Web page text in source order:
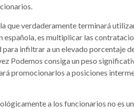
que verdaderamente terminará
es multiplicar las
infiltrar a un elevado porcentaje
Podemos consiga un peso
promocionarlos a posiciones
a los funcionarios no es